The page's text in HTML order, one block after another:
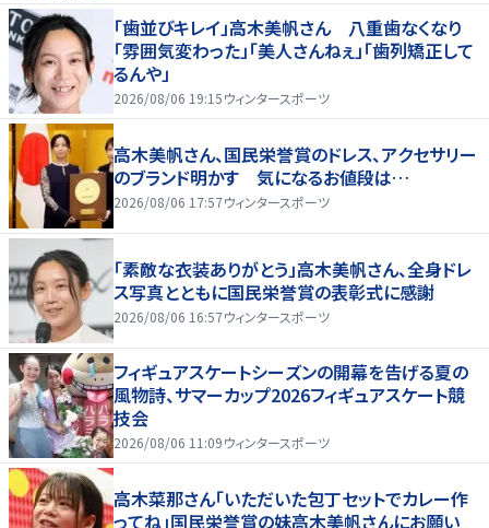
「歯並びキレイ」高木美帆さん 八重歯なくなり
「雰囲気変わった」「美人さんねぇ」「歯列矯正して
るんや」
2026/08/06 19:15ウィンタースポーツ
高木美帆さん、国民栄誉賞のドレス、アクセサリー
のブランド明かす 気になるお値段は…
2026/08/06 17:57ウィンタースポーツ
「素敵な衣装ありがとう」高木美帆さん、全身ドレ
ス写真とともに国民栄誉賞の表彰式に感謝
2026/08/06 16:57ウィンタースポーツ
フィギュアスケートシーズンの開幕を告げる夏の
風物詩、サマーカップ2026フィギュアスケート競
技会
2026/08/06 11:09ウィンタースポーツ
高木菜那さん「いただいた包丁セットでカレー作
ってね」国民栄誉賞の妹高木美帆さんにお願い